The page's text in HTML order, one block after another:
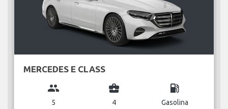
MERCEDES E CLASS
group
5
business_center
4
local_gas_station
Gasolina